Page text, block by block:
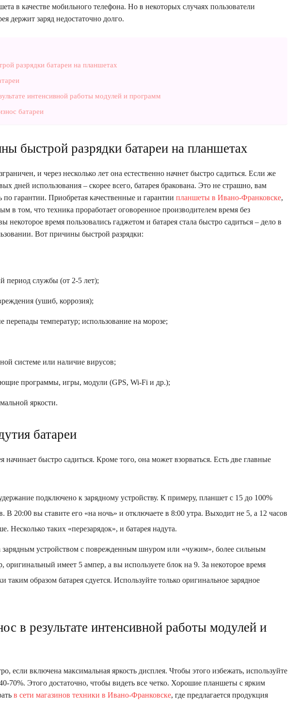
в качестве мобильного телефона. Но в некоторых случаях пользователи
держит заряд недостаточно долго.
разрядки батареи на планшетах
интенсивной работы модулей и программ
батареи
быстрой разрядки батареи на планшетах
и через несколько лет она естественно начнет быстро садиться. Если же
дней использования – скорее всего, батарея бракована. Это не страшно, вам
гарантии. Приобретая качественные и гарантии планшеты в Ивано-Франковске,
в том, что техника проработает оговоренное производителем время без
некоторое время пользовались гаджетом и батарея стала быстро садиться – дело в
Вот причины быстрой разрядки:
период службы (от 2-5 лет);
(ушиб, коррозия);
перепады температур; использование на морозе;
системе или наличие вирусов;
программы, игры, модули (GPS, Wi-Fi и др.);
яркости.
батареи
начинает быстро садиться. Кроме того, она может взорваться. Есть две главные
подключено к зарядному устройству. К примеру, планшет с 15 до 100%
В 20:00 вы ставите его «на ночь» и отключаете в 8:00 утра. Выходит не 5, а 12 часов
Несколько таких «перезарядок», и батарея надута.
зарядным устройством с поврежденным шнуром или «чужим», более сильным
оригинальный имеет 5 ампер, а вы используете блок на 9. За некоторое время
таким образом батарея сдуется. Используйте только оригинальное зарядное
в результате интенсивной работы модулей и
если включена максимальная яркость дисплея. Чтобы этого избежать, используйте
70%. Этого достаточно, чтобы видеть все четко. Хорошие планшеты с ярким
в сети магазинов техники в Ивано-Франковске, где предлагается продукция